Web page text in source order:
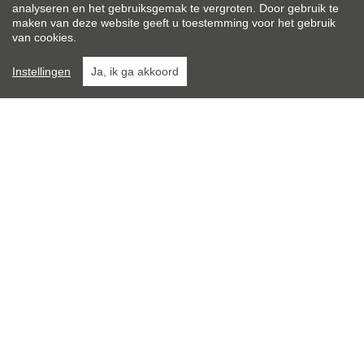
Type constructie:
Traditioneel
Renovatiejaar:
2015
analyseren en het gebruiksgemak te vergroten. Door gebruik te
maken van deze website geeft u toestemming voor het gebruik
van cookies.
Instellingen Ja, ik ga akkoord